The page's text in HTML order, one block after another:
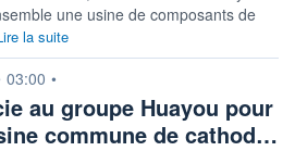
une usine de composants de
la suite
03:00 •
au groupe Huayou pour
commune de cathod…